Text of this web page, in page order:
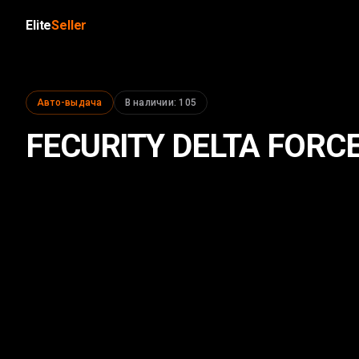
EliteSeller
Авто-выдача В наличии:105
FECURITY DELTA